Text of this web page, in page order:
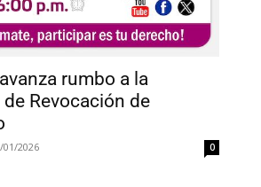
rumbo a la
Revocación de
01/2026 0